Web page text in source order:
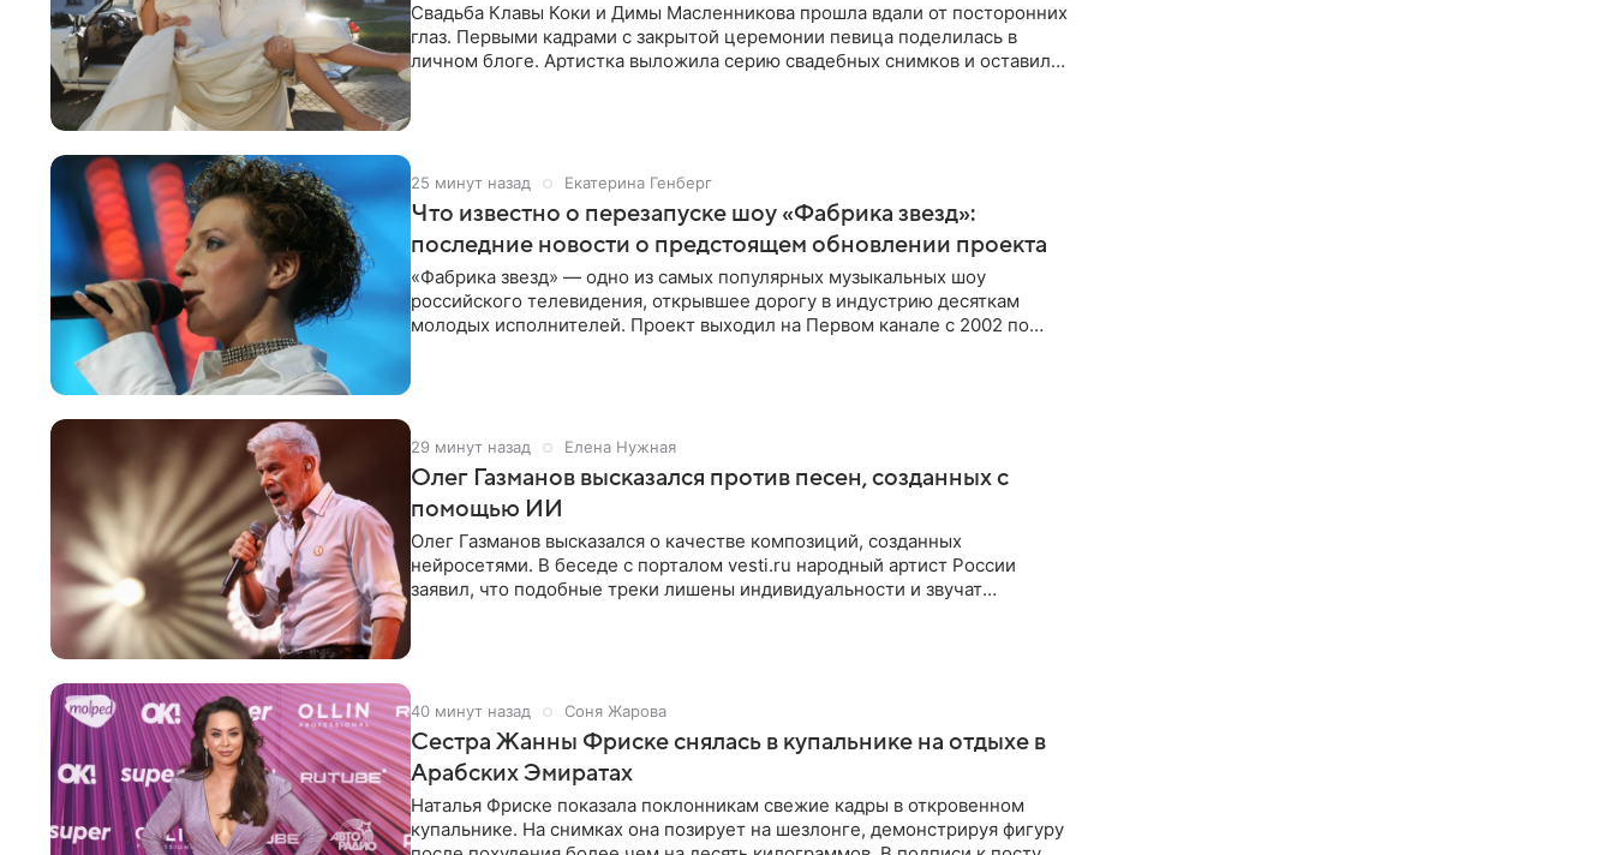
Свадьба Клавы Коки и Димы Масленникова прошла вдали от посторонних
глаз. Первыми кадрами с закрытой церемонии певица поделилась в
личном блоге. Артистка выложила серию свадебных снимков и оставила
25 минут назад Екатерина Генберг
Что известно о перезапуске шоу «Фабрика звезд»:
последние новости о предстоящем обновлении проекта
«Фабрика звезд» — одно из самых популярных музыкальных шоу
российского телевидения, открывшее дорогу в индустрию десяткам
молодых исполнителей. Проект выходил на Первом канале с 2002 по
29 минут назад Елена Нужная
Олег Газманов высказался против песен, созданных с
помощью ИИ
Олег Газманов высказался о качестве композиций, созданных
нейросетями. В беседе с порталом vesti.ru народный артист России
заявил, что подобные треки лишены индивидуальности и звучат
40 минут назад Соня Жарова
Сестра Жанны Фриске снялась в купальнике на отдыхе в
Арабских Эмиратах
Наталья Фриске показала поклонникам свежие кадры в откровенном
купальнике. На снимках она позирует на шезлонге, демонстрируя фигуру